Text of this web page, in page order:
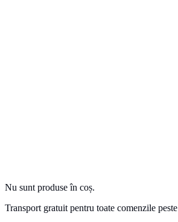
Nu sunt produse în coș.
Transport gratuit pentru toate comenzile peste